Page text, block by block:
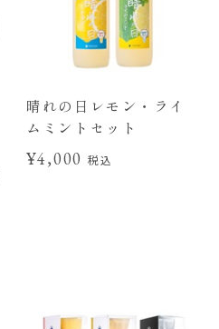
晴れの日レモン・ライ
ムミントセット
¥4,000 税込